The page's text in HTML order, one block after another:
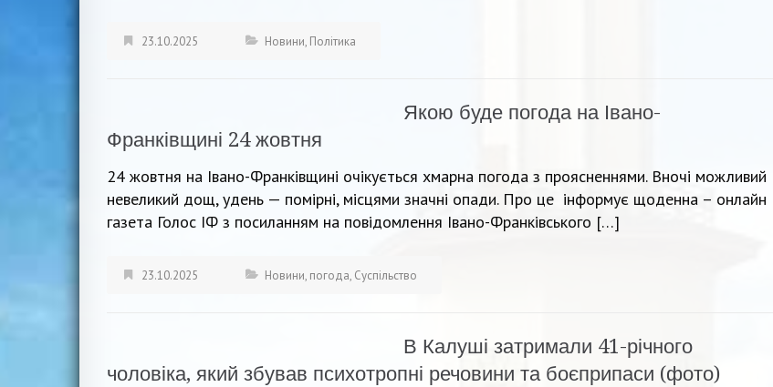
23.10.2025 Новини, Політика
Якою буде погода на Івано-
Франківщині 24 жовтня
24 жовтня на Івано-Франківщині очікується хмарна погода з проясненнями. Вночі можливий
невеликий дощ, удень — помірні, місцями значні опади. Про це інформує щоденна – онлайн
газета Голос ІФ з посиланням на повідомлення Івано-Франківського […]
23.10.2025 Новини, погода, Суспільство
В Калуші затримали 41-річного
чоловіка, який збував психотропні речовини та боєприпаси (фото)